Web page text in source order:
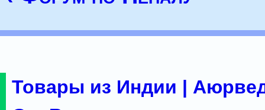
Товары из Индии |